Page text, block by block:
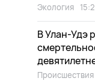
Экология
В Улан-Удэ
Происшествия